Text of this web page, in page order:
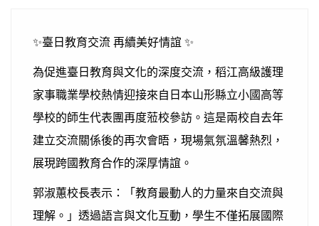
✨臺日教育交流 再續美好情誼 ✨
為促進臺日教育與文化的深度交流，稻江高級護理
家事職業學校熱情迎接來自日本山形縣立小國高等
學校的師生代表團再度蒞校參訪。這是兩校自去年
建立交流關係後的再次會晤，現場氣氛溫馨熱烈，
展現跨國教育合作的深厚情誼。
郭淑蕙校長表示：「教育最動人的力量來自交流與
理解。」透過語言與文化互動，學生不僅拓展國際